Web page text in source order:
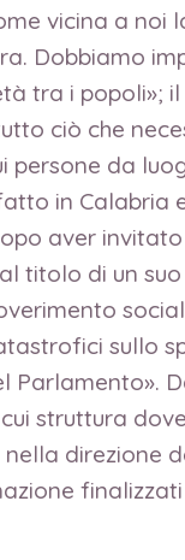
vicina a noi
Dobbiamo
tra i popoli»;
ciò che
persone da
in Calabria
aver
titolo di un
sullo
struttura
direzione